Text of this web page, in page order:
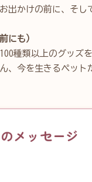
出かけの前に、そ
にも）
種類以上のグッズ
、今を生きるペット
メッセージ